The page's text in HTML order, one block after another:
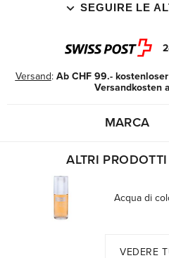
SEGUIRE LE
Versand: Ab CHF 99.-
Versandkosten
MARCA
ALTRI
Acqua di
VEDERE